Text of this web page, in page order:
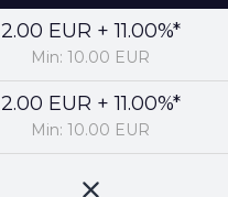
2.00 EUR + 11.00%*
Min: 10.00 EUR
2.00 EUR + 11.00%*
Min: 10.00 EUR